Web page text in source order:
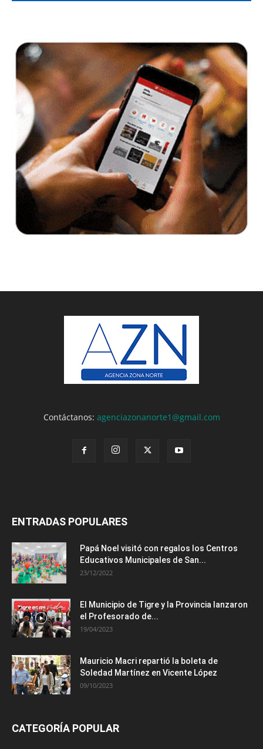
Contáctanos: agenciazonanorte1@gmail.com
ENTRADAS POPULARES
Papá Noel visitó con regalos los Centros
Educativos Municipales de San...
23/12/2022
El Municipio de Tigre y la Provincia lanzaron
el Profesorado de...
19/04/2023
Mauricio Macri repartió la boleta de
Soledad Martínez en Vicente López
09/10/2023
CATEGORÍA POPULAR